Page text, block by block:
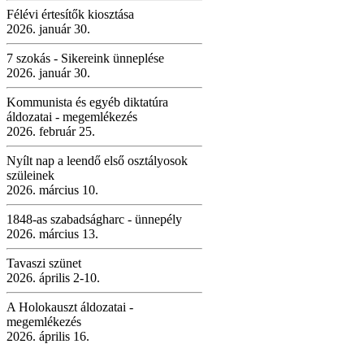
Félévi értesítők kiosztása
2026. január 30.
7 szokás - Sikereink ünneplése
2026. január 30.
Kommunista és egyéb diktatúra
áldozatai - megemlékezés
2026. február 25.
Nyílt nap a leendő első osztályosok
szüleinek
2026. március 10.
1848-as szabadságharc - ünnepély
2026. március 13.
Tavaszi szünet
2026. április 2-10.
A Holokauszt áldozatai -
megemlékezés
2026. április 16.